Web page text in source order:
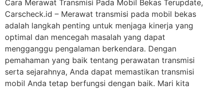
Cara Merawat Transmisi Pada Mobil Bekas Terupdate,
Carscheck.id – Merawat transmisi pada mobil bekas
adalah langkah penting untuk menjaga kinerja yang
optimal dan mencegah masalah yang dapat
mengganggu pengalaman berkendara. Dengan
pemahaman yang baik tentang perawatan transmisi
serta sejarahnya, Anda dapat memastikan transmisi
mobil Anda tetap berfungsi dengan baik. Mari kita